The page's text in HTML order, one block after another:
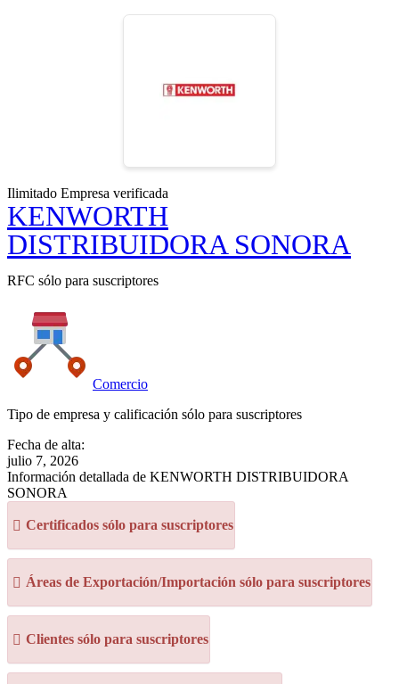
Ilimitado Empresa verificada
KENWORTH
DISTRIBUIDORA SONORA
RFC sólo para suscriptores
Comercio
Tipo de empresa y calificación sólo para suscriptores
Fecha de alta:
julio 7, 2026
Información detallada de KENWORTH DISTRIBUIDORA
SONORA
Certificados sólo para suscriptores
Áreas de Exportación/Importación sólo para suscriptores
Clientes sólo para suscriptores